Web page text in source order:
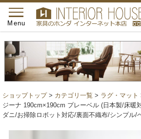
toggle
navigation
Menu
ショップトップ> カテゴリ一覧 > ラグ・マット
ジーナ 190cm×190cm プレーベル (日本製/床暖
ダニ/お掃除ロボット対応/裏面不織布/シンプル/